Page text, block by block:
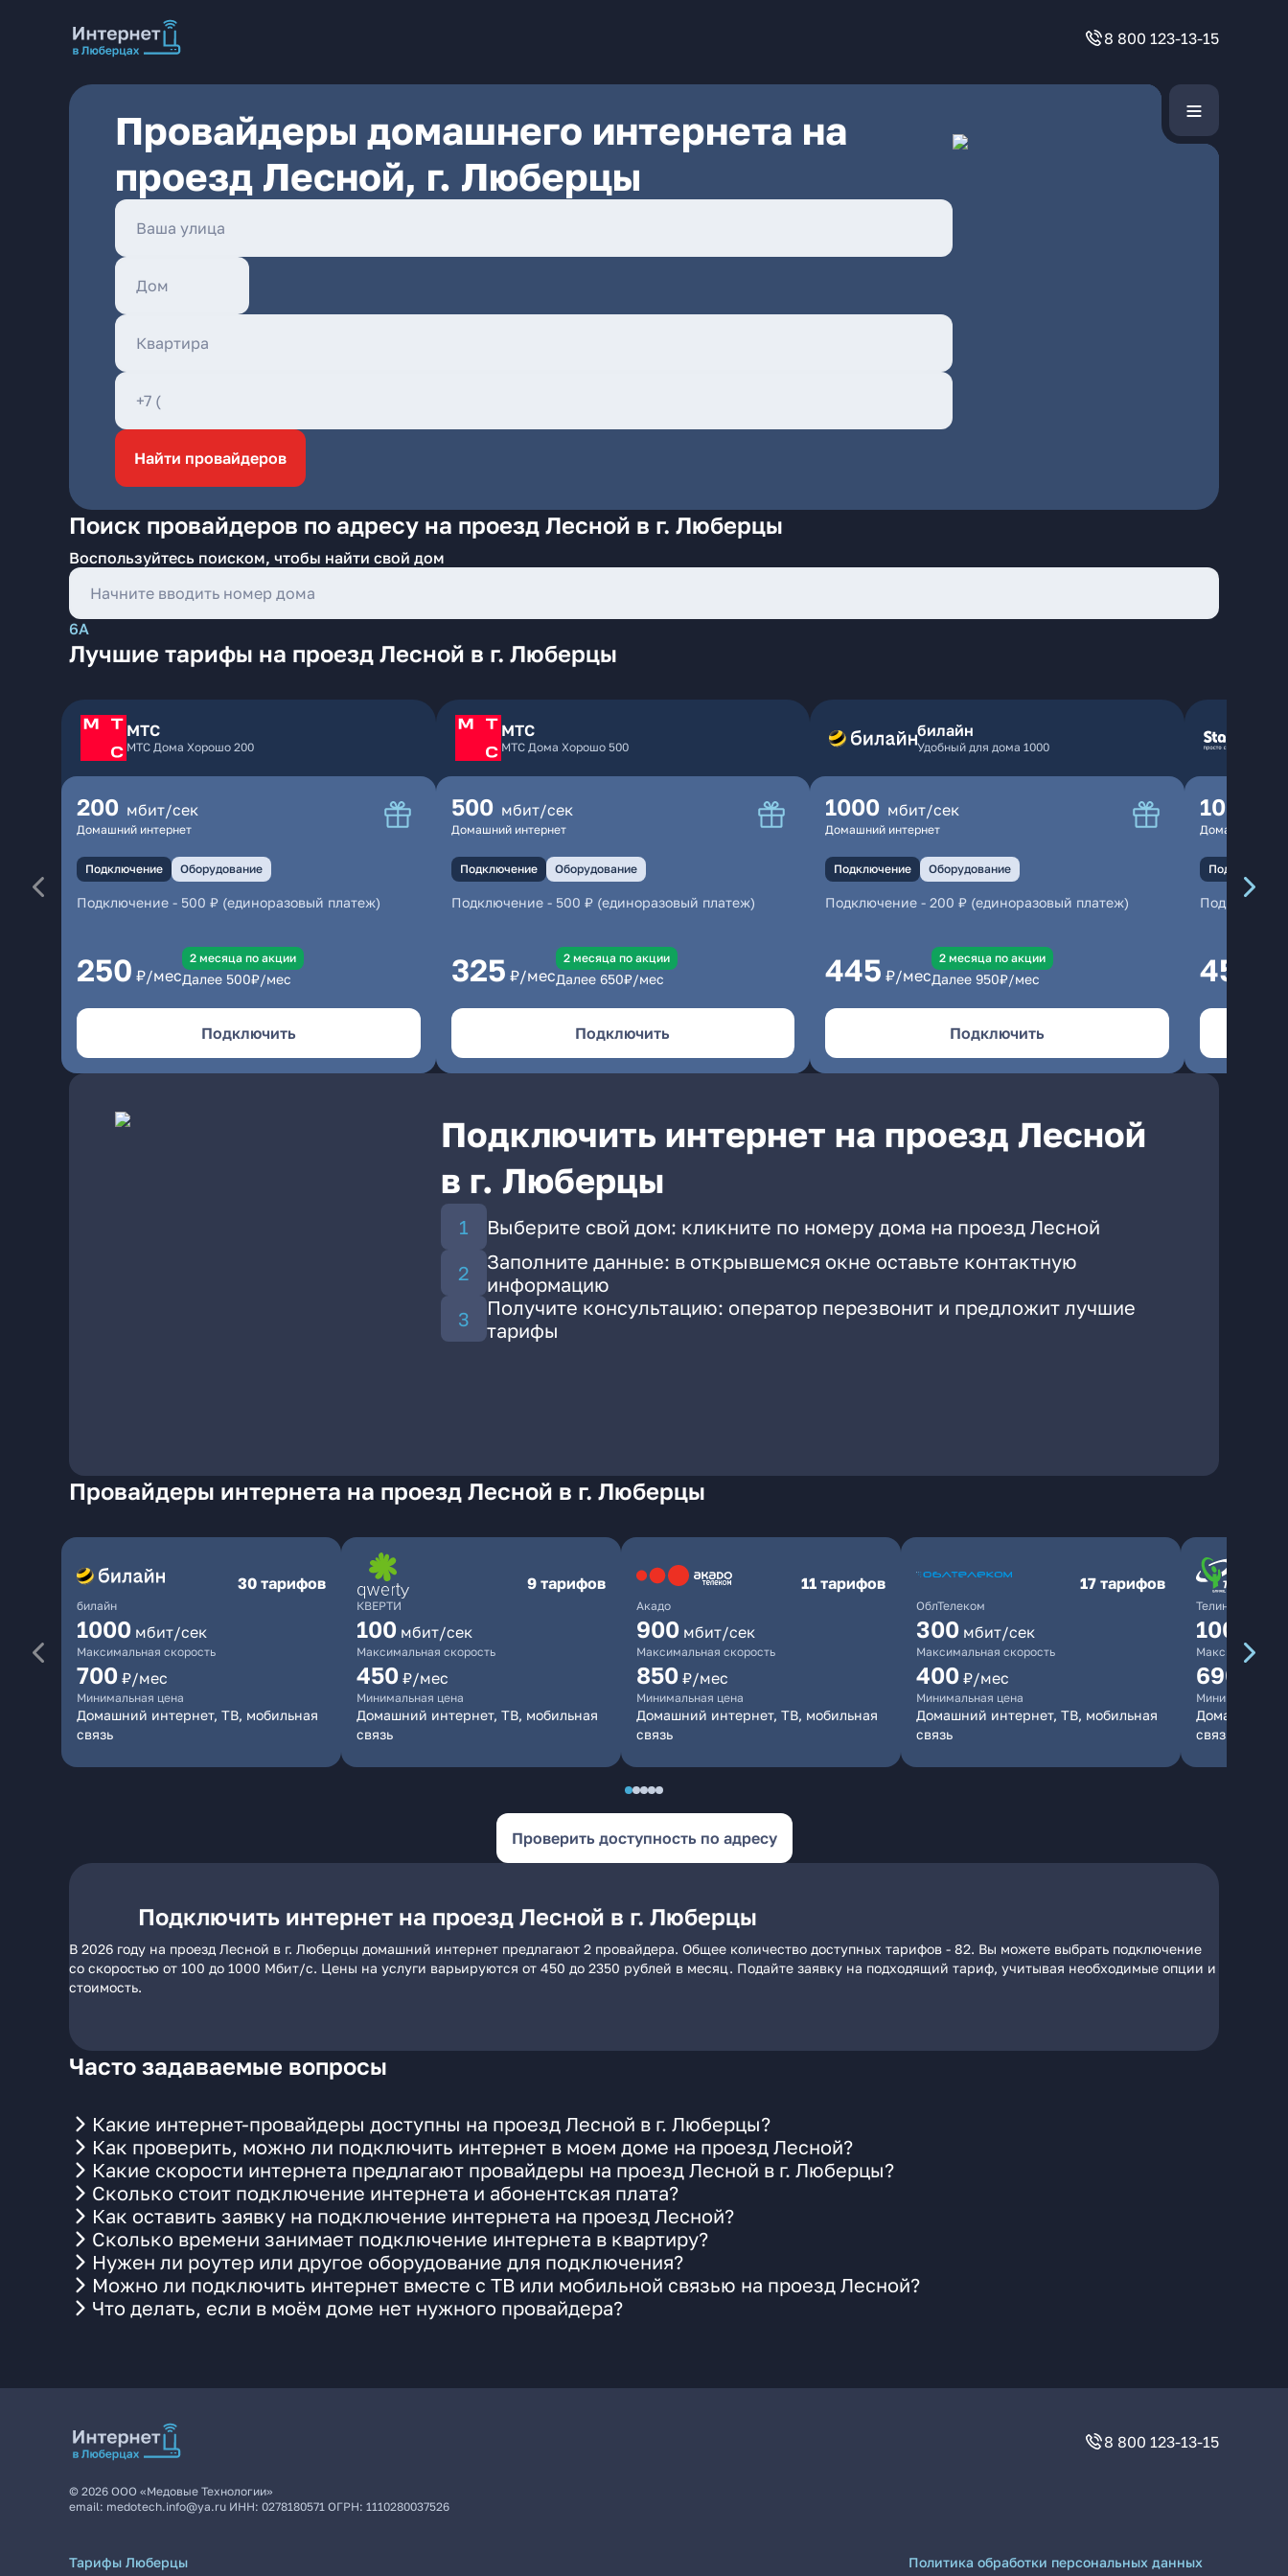
8 800 123-13-15
Провайдеры домашнего интернета на
проезд Лесной, г. Люберцы
Найти провайдеров
Поиск провайдеров по адресу на проезд Лесной в г. Люберцы
Воспользуйтесь поиском, чтобы найти свой дом
6А
Лучшие тарифы на проезд Лесной в г. Люберцы
МТС
МТС Дома Хорошо 200
200 мбит/сек
Домашний интернет
Подключение Оборудование
Подключение - 500 ₽ (единоразовый платеж)
250 ₽/мес
2 месяцa по акции
Далее 500₽/мес
Подключить
МТС
МТС Дома Хорошо 500
500 мбит/сек
Домашний интернет
Подключение Оборудование
Подключение- 500 ₽ (единоразовый платеж)
325 ₽/мес
2 месяцa по акции
Далее 650₽/мес
Подключить
билайн
Удобный для дома 1000
1000 мбит/сек
Домашний интернет
Подключение Оборудование
Подключение - 200 ₽ (единоразовый платеж)
445 ₽/мес
2 месяцa по акции
Далее 950₽/мес
Подключить
100
Домашний
Подключение
450
Подключить интернет на проезд Лесной
в г. Люберцы
Выберите свой дом: кликните по номеру дома на проезд Лесной
Заполните данные: в открывшемся окне оставьте контактную
информацию
Получите консультацию: оператор перезвонит и предложит лучшие
тарифы
Провайдеры интернета на проезд Лесной в г. Люберцы
билайн
30 тарифов
1000 мбит/сек
Максимальная скорость
700 ₽/мес
Минимальная цена
Домашний интернет, ТВ, мобильная
связь
КВЕРТИ
9 тарифов
100 мбит/сек
Максимальная скорость
450 ₽/мес
Минимальная цена
Домашний интернет, ТВ, мобильная
связь
Акадо
11 тарифов
900 мбит/сек
Максимальная скорость
850 ₽/мес
Минимальная цена
Домашний интернет, ТВ, мобильная
связь
ОблТелеком
17 тарифов
300 мбит/сек
Максимальная скорость
400 ₽/мес
Минимальная цена
Домашний интернет, ТВ, мобильная
связь
ТелинКом
1000
Максимальная
690
Минимальная
Домашний
связь
Проверить доступность по адресу
Подключить интернет на проезд Лесной в г. Люберцы
В 2026 году на проезд Лесной в г. Люберцы домашний интернет предлагают 2 провайдера. Общее количество доступных тарифов - 82. Вы можете выбрать подключение
со скоростью от 100 до 1000 Мбит/с. Цены на услуги варьируются от 450 до 2350 рублей в месяц. Подайте заявку на подходящий тариф, учитывая необходимые опции и
стоимость.
Часто задаваемые вопросы
Какие интернет-провайдеры доступны на проезд Лесной в г. Люберцы?
Как проверить, можно ли подключить интернет в моем доме на проезд Лесной?
Какие скорости интернета предлагают провайдеры на проезд Лесной в г. Люберцы?
Сколько стоит подключение интернета и абонентская плата?
Как оставить заявку на подключение интернета на проезд Лесной?
Сколько времени занимает подключение интернета в квартиру?
Нужен ли роутер или другое оборудование для подключения?
Можно ли подключить интернет вместе с ТВ или мобильной связью на проезд Лесной?
Что делать, если в моём доме нет нужного провайдера?
8 800 123-13-15
© 2026 ООО «Медовые Технологии»
email: medotech.info@ya.ru ИНН: 0278180571 ОГРН: 1110280037526
Тарифы Люберцы
Политика обработки персональных данных